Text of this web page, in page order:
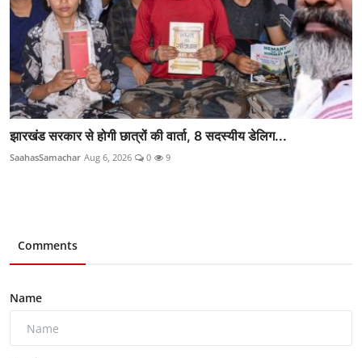
झारखंड सरकार से होगी छात्रों की वार्ता, 8 सदस्यीय डेलिग...
SaahasSamachar Aug 6, 2026 0 9
Comments
Name